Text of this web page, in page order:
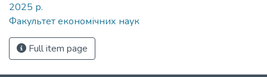
2025 р.
Факультет економічних наук
Full item page